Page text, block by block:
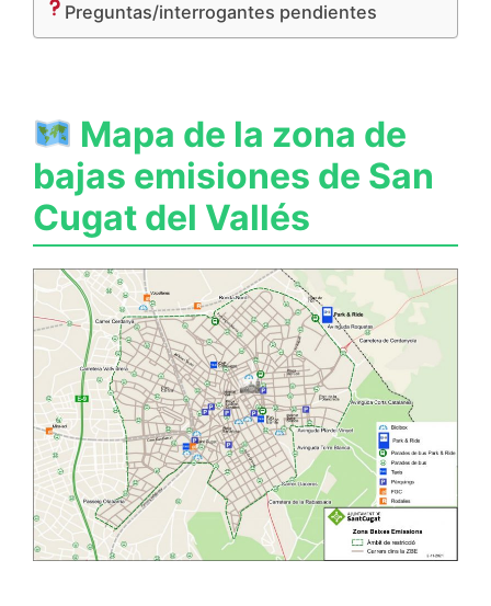
Preguntas/interrogantes pendientes
Mapa de la zona de
bajas emisiones de San
Cugat del Vallés